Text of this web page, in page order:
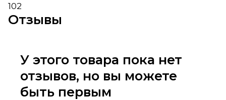
102
Отзывы
У этого товара пока нет
отзывов, но вы можете
быть первым